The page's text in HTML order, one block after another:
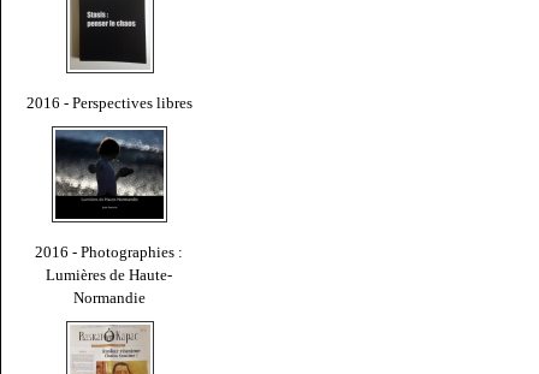
2016 - Perspectives libres
2016 - Photographies :
Lumières de Haute-
Normandie